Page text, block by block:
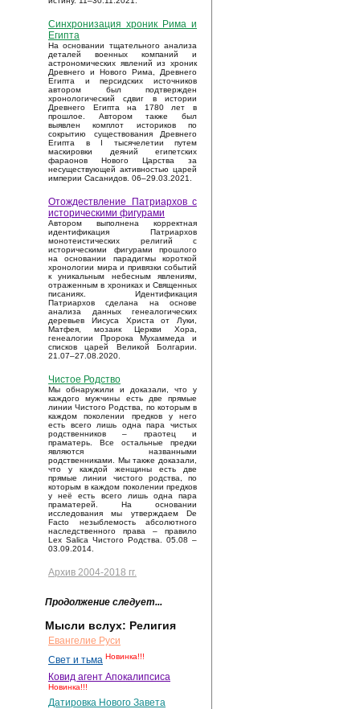
Синхронизация хроник Рима и
Египта
На основании тщательного анализа
деталей военных компаний и
астрономических явлений из хроник
Древнего и Нового Рима, Древнего
Египта и персидских источников
автором был подтвержден
хронологический сдвиг в истории
Древнего Египта на 1780 лет в
прошлое. Автором также был
выявлен комплот историков по
сокрытию существования Древнего
Египта в I тысячелетии путем
маскировки деяний египетских
фараонов Нового Царства за
несуществующей активностью царей
империи Сасанидов. 06–29.03.2021.
Отождествление Патриархов с
историческими фигурами
Автором выполнена корректная
идентификация Патриархов
монотеистических религий с
историческими фигурами прошлого
на основании парадигмы короткой
хронологии мира и привязки событий
к уникальным небесным явлениям,
отраженным в хрониках и Священных
писаниях. Идентификация
Патриархов сделана на основе
анализа данных генеалогических
деревьев Иисуса Христа от Луки,
Матфея, мозаик Церкви Хора,
генеалогии Пророка Мухаммеда и
списков царей Великой Болгарии.
21.07–27.08.2020.
Чистое Родство
Мы обнаружили и доказали, что у
каждого мужчины есть две прямые
линии Чистого Родства, по которым в
каждом поколении предков у него
есть всего лишь одна пара чистых
родственников – праотец и
праматерь. Все остальные предки
являются названными
родственниками. Мы также доказали,
что у каждой женщины есть две
прямые линии чистого родства, по
которым в каждом поколении предков
у неё есть всего лишь одна пара
праматерей. На основании
исследования мы утверждаем De
Facto незыблемость абсолютного
наследственного права – правило
Lex Salica Чистого Родства. 05.08 –
03.09.2014.
Архив 2004-2018 гг.
Продолжение следует...
Мысли вслух: Религия
Евангелие Руси
Свет и тьма Новинка!!!
Ковид агент Апокалипсиса
Новинка!!!
Датировка Нового Завета